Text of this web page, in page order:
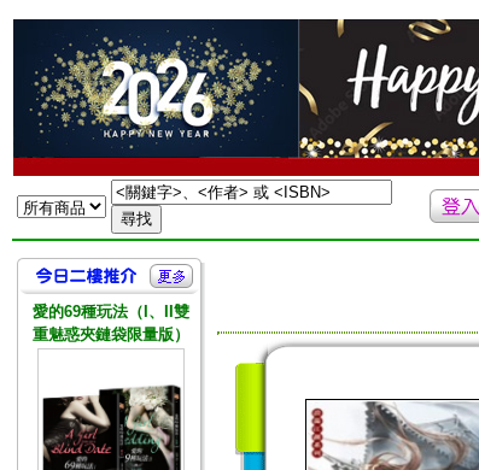
愛的69種玩法（I、II雙
重魅惑夾鏈袋限量版）